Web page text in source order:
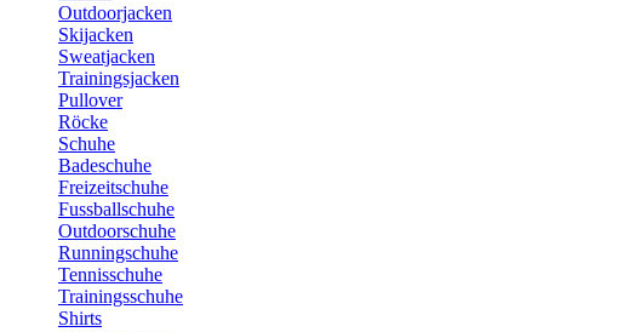
Outdoorjacken
Skijacken
Sweatjacken
Trainingsjacken
Pullover
Röcke
Schuhe
Badeschuhe
Freizeitschuhe
Fussballschuhe
Outdoorschuhe
Runningschuhe
Tennisschuhe
Trainingsschuhe
Shirts